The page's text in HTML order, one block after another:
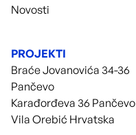
Novosti
PROJEKTI
Braće Jovanovića 34-36
Pančevo
Karađorđeva 36 Pančevo
Vila Orebić Hrvatska